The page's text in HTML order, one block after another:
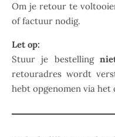
Om je retour te
of factuur nodig.
Let op:
Stuur je bestelling
retouradres wordt
hebt opgenomen via